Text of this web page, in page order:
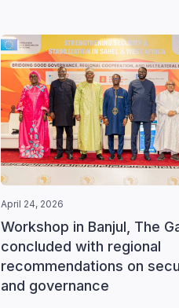
April 24, 2026
Workshop in Banjul, The
concluded with regional
recommendations on
and governance